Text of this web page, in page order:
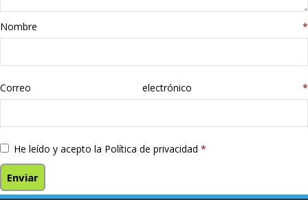
libros
Nombre *
Correo electrónico *
He leído y acepto la Política de privacidad *